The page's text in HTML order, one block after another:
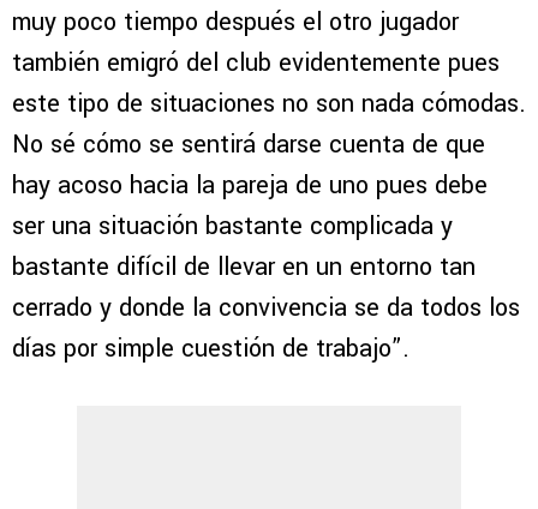
muy poco tiempo después el otro jugador
también emigró del club evidentemente pues
este tipo de situaciones no son nada cómodas.
No sé cómo se sentirá darse cuenta de que
hay acoso hacia la pareja de uno pues debe
ser una situación bastante complicada y
bastante difícil de llevar en un entorno tan
cerrado y donde la convivencia se da todos los
días por simple cuestión de trabajo”.